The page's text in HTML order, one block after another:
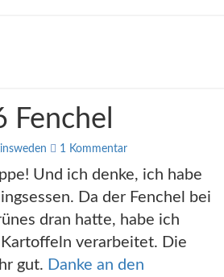
Kommentare
1 Kommentar
Und ich denke, ich habe
Da der Fenchel bei
dran hatte, habe ich
verarbeitet. Die
gut. Danke an den